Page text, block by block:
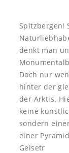
Spitzbergen!
denkt man
Doch nur
hinter der
der Arktis.
keine
sondern
einer
Geisetr